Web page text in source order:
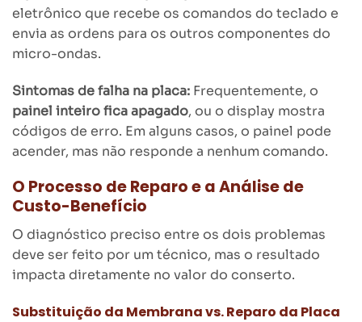
eletrônico que recebe os comandos do teclado e
envia as ordens para os outros componentes do
micro-ondas.
Sintomas de falha na placa: Frequentemente, o
painel inteiro fica apagado, ou o display mostra
códigos de erro. Em alguns casos, o painel pode
acender, mas não responde a nenhum comando.
O Processo de Reparo e a Análise de
Custo-Benefício
O diagnóstico preciso entre os dois problemas
deve ser feito por um técnico, mas o resultado
impacta diretamente no valor do conserto.
Substituição da Membrana vs. Reparo da Placa